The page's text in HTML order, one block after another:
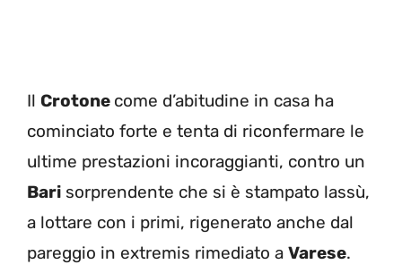
Il Crotone come d’abitudine in casa ha
cominciato forte e tenta di riconfermare le
ultime prestazioni incoraggianti, contro un
Bari sorprendente che si è stampato lassù,
a lottare con i primi, rigenerato anche dal
pareggio in extremis rimediato a Varese.